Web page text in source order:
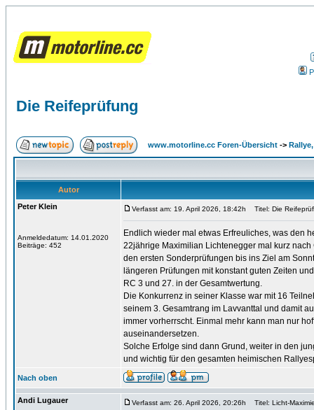
Die Reifeprüfung
www.motorline.cc Foren-Übersicht ->
Autor
Peter Klein
Anmeldedatum: 14.01.2020
Beiträge: 452
Verfasst am: 19. April 2026, 18:42h Titel: Die
Endlich wieder mal etwas Erfreuliches, was den
22jährige Maximilian Lichtenegger mal kurz
den ersten Sonderprüfungen bis ins Ziel am
längeren Prüfungen mit konstant guten Zeiten
RC 3 und 27. in der Gesamtwertung.
Die Konkurrenz in seiner Klasse war mit 16
seinem 3. Gesamtrang im Lavvanttal und damit
immer vorherrscht. Einmal mehr kann man nur
auseinandersetzen.
Solche Erfolge sind dann Grund, weiter in den
und wichtig für den gesamten heimischen
Nach oben
Andi Lugauer Verfasst am: 26. April 2026, 20:26h Titel: Licht-